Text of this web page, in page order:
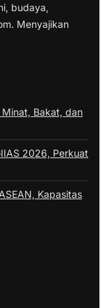
budaya,
Menyajikan
Bakat, dan
2026, Perkuat
Kapasitas